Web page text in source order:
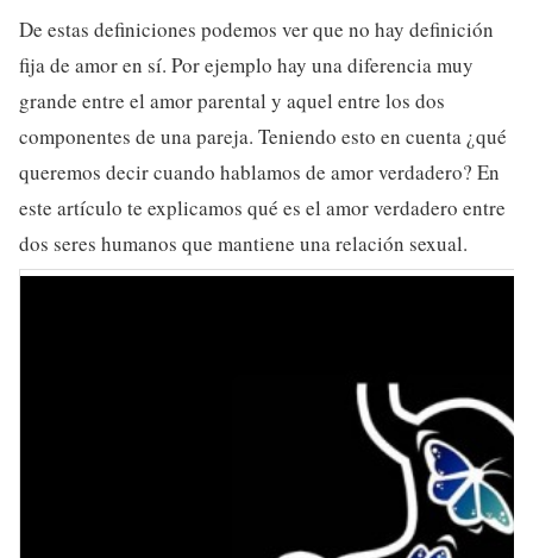
De estas definiciones podemos ver que no hay definición
fija de amor en sí. Por ejemplo hay una diferencia muy
grande entre el amor parental y aquel entre los dos
componentes de una pareja. Teniendo esto en cuenta ¿qué
queremos decir cuando hablamos de amor verdadero? En
este artículo te explicamos qué es el amor verdadero entre
dos seres humanos que mantiene una relación sexual.